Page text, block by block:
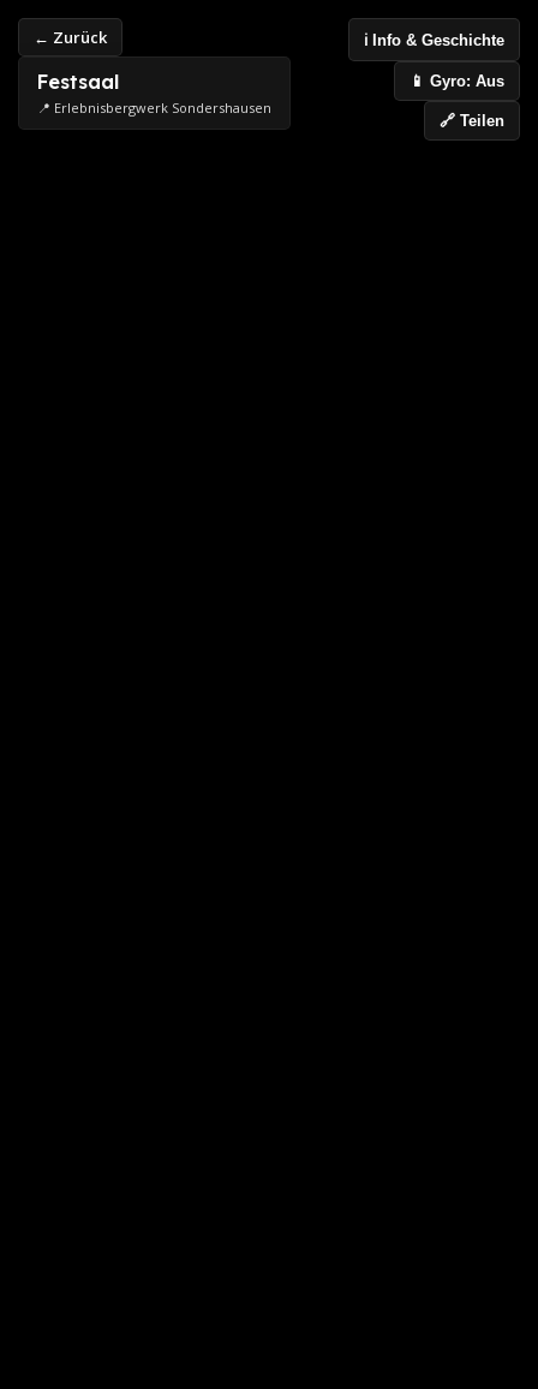
← Zurück
Festsaal
📍 Erlebnisbergwerk Sondershausen
ℹ️ Info & Geschichte
📱 Gyro: Aus
🔗 Teilen